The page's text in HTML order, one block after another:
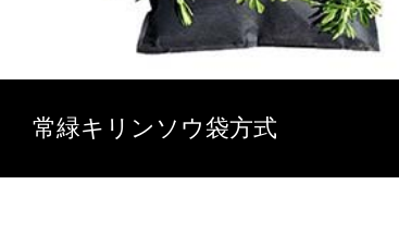
常緑キリンソウ袋方式